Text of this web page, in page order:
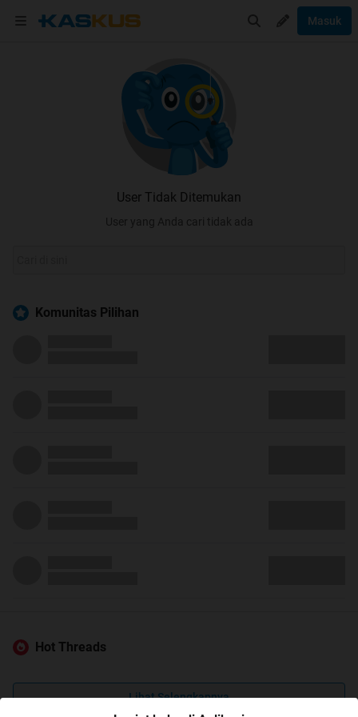
Masuk
User Tidak Ditemukan
User yang Anda cari tidak ada
Komunitas Pilihan
Hot Threads
Lihat Selengkapnya